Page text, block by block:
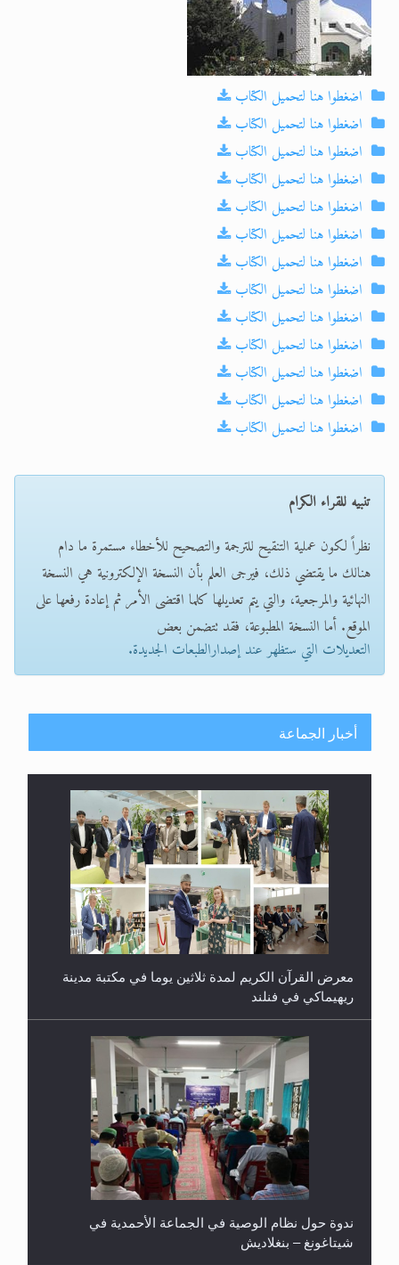
اضغطوا هنا لتحميل الكتاب
اضغطوا هنا لتحميل الكتاب
اضغطوا هنا لتحميل الكتاب
اضغطوا هنا لتحميل الكتاب
اضغطوا هنا لتحميل الكتاب
اضغطوا هنا لتحميل الكتاب
اضغطوا هنا لتحميل الكتاب
اضغطوا هنا لتحميل الكتاب
اضغطوا هنا لتحميل الكتاب
اضغطوا هنا لتحميل الكتاب
اضغطوا هنا لتحميل الكتاب
اضغطوا هنا لتحميل الكتاب
اضغطوا هنا لتحميل الكتاب
تنبيه للقراء الكرام
نظراً لكون عملية التنقيح للترجمة والتصحيح للأخطاء مستمرة ما دام
هنالك ما يقتضي ذلك، فيرجى العلم بأن النسخة الإلكترونية هي النسخة
النهائية والمرجعية، والتي يتم تعديلها كلما اقتضى الأمر ثم إعادة رفعها على
الموقع. أما النسخة المطبوعة، فقد تتضمن بعض
التعديلات التي ستظهر عند إصدارالطبعات الجديدة.
أخبار الجماعة
معرض القرآن الكريم لمدة ثلاثين يوما في مكتبة مدينة
ريهيماكي في فنلند
ندوة حول نظام الوصية في الجماعة الأحمدية في
شيتاغونغ – بنغلاديش